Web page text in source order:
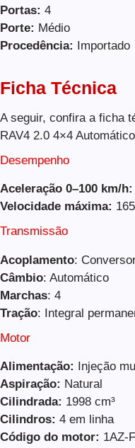
Portas: 4
Porte: Médio
Procedência: Importado
Ficha Técnica
A seguir, confira a ficha
RAV4 2.0 4×4
Desempenho
Aceleração 0–100 km/h:
Velocidade máxima:
Transmissão
Acoplamento:
Câmbio: Automático
Marchas: 4
Tração: Integral
Motor
Alimentação: Injeção
Aspiração: Natural
Cilindrada: 1998 cm³
Cilindros: 4 em linha
Código do motor: 1AZ-